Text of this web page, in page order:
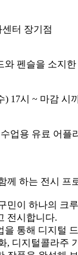
터 장기점
와 펜슬을 소지
) 17시 ~ 마감 시
업용 유료 어플
께 하는 전시 프
민이 하나의 크
전시합니다.
을 통해 디지털
, 디지털콜라주